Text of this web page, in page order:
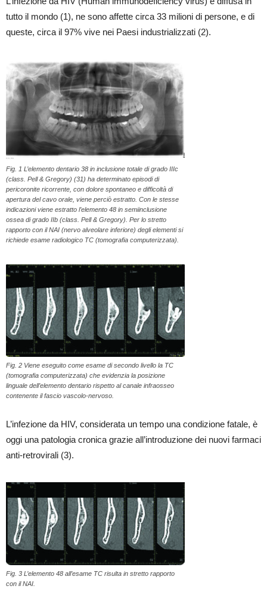
tutto il mondo (1), ne sono affette circa 33 milioni di persone, e di
queste, circa il 97% vive nei Paesi industrializzati (2).
Fig. 1 L’elemento dentario 38 in inclusione totale di grado IIIc
(class. Pell & Gregory) (31) ha determinato episodi di
pericoronite ricorrente, con dolore spontaneo e difficoltà di
apertura del cavo orale, viene perciò estratto. Con le stesse
indicazioni viene estratto l’elemento 48 in semiinclusione
ossea di grado IIb (class. Pell & Gregory). Per lo stretto
rapporto con il NAI (nervo alveolare inferiore) degli elementi si
richiede esame radiologico TC (tomografia computerizzata).
Fig. 2 Viene eseguito come esame di secondo livello la TC
(tomografia computerizzata) che evidenzia la posizione
linguale dell’elemento dentario rispetto al canale infraosseo
contenente il fascio vascolo-nervoso.
L’infezione da HIV, considerata un tempo una condizione fatale, è
oggi una patologia cronica grazie all’introduzione dei nuovi farmaci
anti-retrovirali (3).
Fig. 3 L’elemento 48 all’esame TC risulta in stretto rapporto
con il NAI.